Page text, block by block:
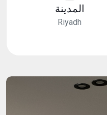
المدينة
Riyadh